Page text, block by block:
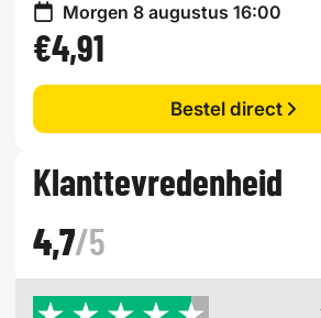
Morgen 8 augustus 16:00
€4,91
Bestel direct
Klanttevredenheid
4,7/5